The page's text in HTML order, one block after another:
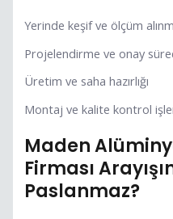
Yerinde keşif ve ölçüm
Projelendirme ve onay
Üretim ve saha hazırlığı
Montaj ve kalite kontrol
Maden
Firması
Paslanmaz?